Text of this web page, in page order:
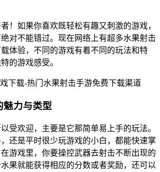
！如果你喜欢既轻松有趣又刺激的游戏，
对不能错过。现在网络上有超多水果射击
体验，不同的游戏有着不同的玩法和特
的游戏感受。
魅力与类型
受欢迎，主要是它那简单易上手的玩法。
还是平时很少玩游戏的小白，都能快速掌
游戏里，你要操控武器去射击不断出现的
果就能获得相应的分数或者奖励，还可以